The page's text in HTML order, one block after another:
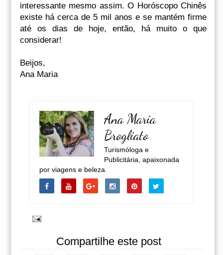
interessante mesmo assim. O Horóscopo Chinês
existe há cerca de 5 mil anos e se mantém firme
até os dias de hoje, então, há muito o que
considerar!
Beijos,
Ana Maria
Ana Maria
Brogliato
Turismóloga e
Publicitária, apaixonada
por viagens e beleza.
Compartilhe este post